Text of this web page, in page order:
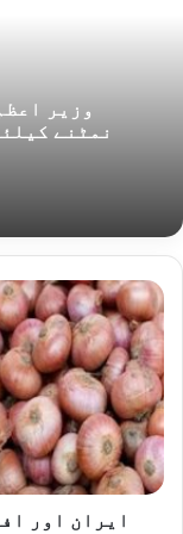
وزیر
نمٹنے
ایران
اور
افغانستان
سے
ٹماٹر
اور
پیاز
کی
درآمد
ایران اور